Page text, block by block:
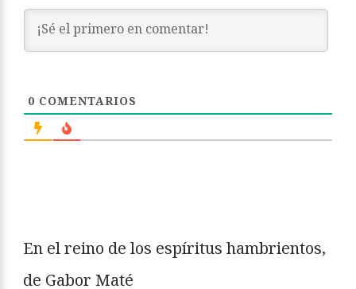
0 COMENTARIOS
En el reino de los espíritus hambrientos,
de Gabor Maté